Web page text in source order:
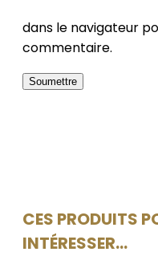
dans le navigateur
commentaire.
CES PRODUITS
INTÉRESSER...